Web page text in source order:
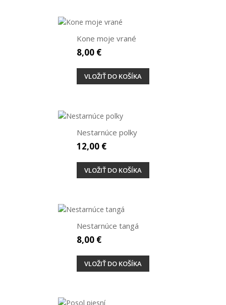
Kone moje vrané
8,00 €
VLOŽIŤ DO KOŠÍKA
Nestarnúce polky
12,00 €
VLOŽIŤ DO KOŠÍKA
Nestarnúce tangá
8,00 €
VLOŽIŤ DO KOŠÍKA